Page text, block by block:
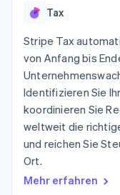
Optimierung der
Autorisierungsraten
Link
Beschleunigter
Bezahlvorgang
Financial
Connections
Verbundene
Finanzdaten
Mehr
Product roadmap
Tax
Stripe Tax
von Anfang bis
Identifizieren Sie
koordinieren Sie
weltweit die
und reichen Sie
Ort.
Mehr erfahren